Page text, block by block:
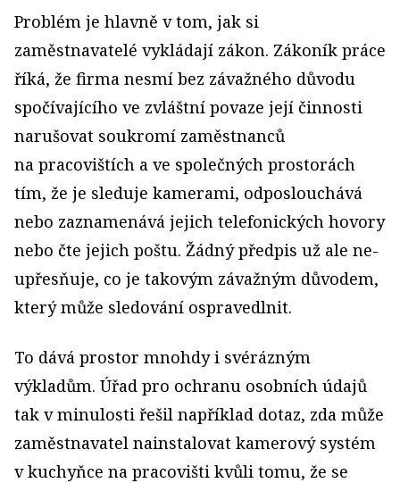
Problém je hlavně v tom, jak si
zaměstnavatelé vykládají zákon. Zákoník práce
říká, že firma nesmí bez závažného důvodu
spočívajícího ve zvláštní povaze její činnosti
narušovat soukromí zaměstnanců
na pracovištích a ve společných prostorách
tím, že je sleduje kamerami, odposlouchává
nebo zaznamenává jejich telefonických hovory
nebo čte jejich poštu. Žádný předpis už ale ne­
upřesňuje, co je takovým závažným důvodem,
který může sledování ospravedlnit.
To dává prostor mnohdy i svérázným
výkladům. Úřad pro ochranu osobních údajů
tak v minulosti řešil například dotaz, zda může
zaměstnavatel nainstalovat kamerový systém
v kuchyňce na pracovišti kvůli tomu, že se